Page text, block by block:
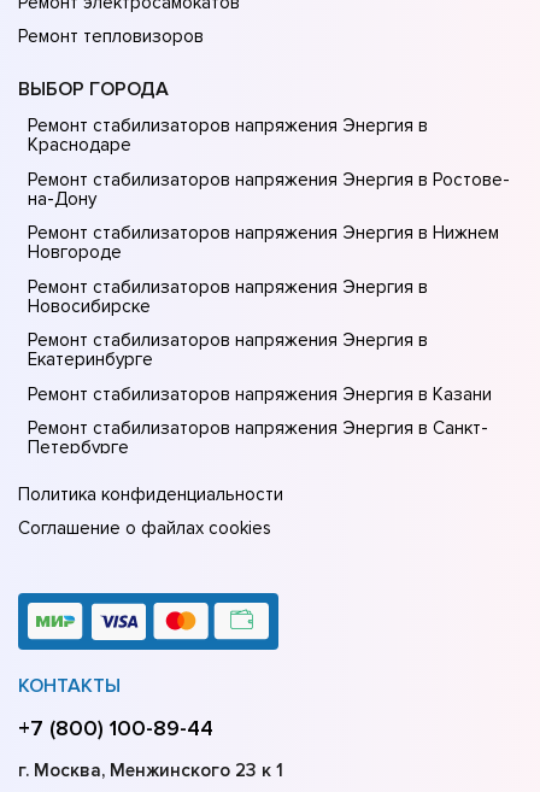
Ремонт тепловизоров
ВЫБОР ГОРОДА
Ремонт стабилизаторов напряжения Энергия в
Краснодаре
Ремонт стабилизаторов напряжения Энергия в Ростове-
на-Донy
Ремонт стабилизаторов напряжения Энергия в Нижнем
Новгороде
Ремонт стабилизаторов напряжения Энергия в
Новосибирске
Ремонт стабилизаторов напряжения Энергия в
Екатеринбурге
Ремонт стабилизаторов напряжения Энергия в Казани
Ремонт стабилизаторов напряжения Энергия в Санкт-
Петербурге
Политика конфиденциальности
Соглашение о файлах cookies
КОНТАКТЫ
+7 (800) 100-89-44
г. Москва, Менжинского 23 к 1